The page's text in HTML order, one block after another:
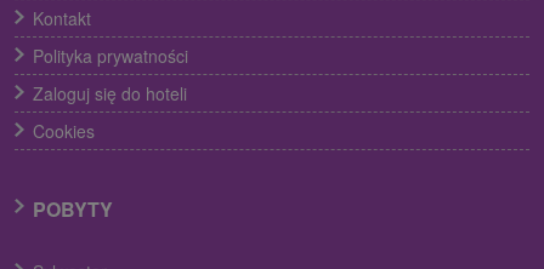
Kontakt
Polityka prywatności
Zaloguj się do hoteli
Cookies
POBYTY